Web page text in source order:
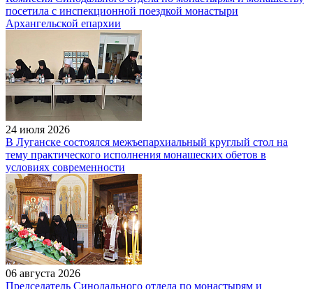
посетила с инспекционной поездкой монастыри
Архангельской епархии
24 июля 2026
В Луганске состоялся межъепархиальный круглый стол на
тему практического исполнения монашеских обетов в
условиях современности
06 августа 2026
Председатель Синодального отдела по монастырям и